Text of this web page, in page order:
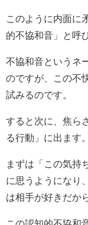
このように内面に
的不協和音」と呼
不協和音というネ
のですが、この不
試みるのです。
すると次に、焦ら
る行動」に出ます。
まずは「この気持
に思うようになり
は相手が好きだか